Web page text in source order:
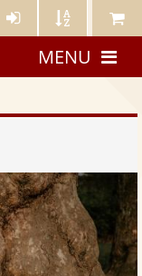
Künstler- Künstler Meine
MENU